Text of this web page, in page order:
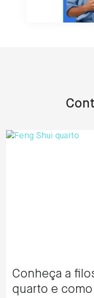
Conheça a
quarto e